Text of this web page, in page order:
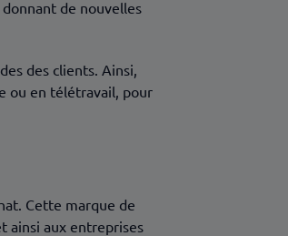
de nouvelles
des clients. Ainsi,
ou en télétravail, pour
Cette marque de
ainsi aux entreprises